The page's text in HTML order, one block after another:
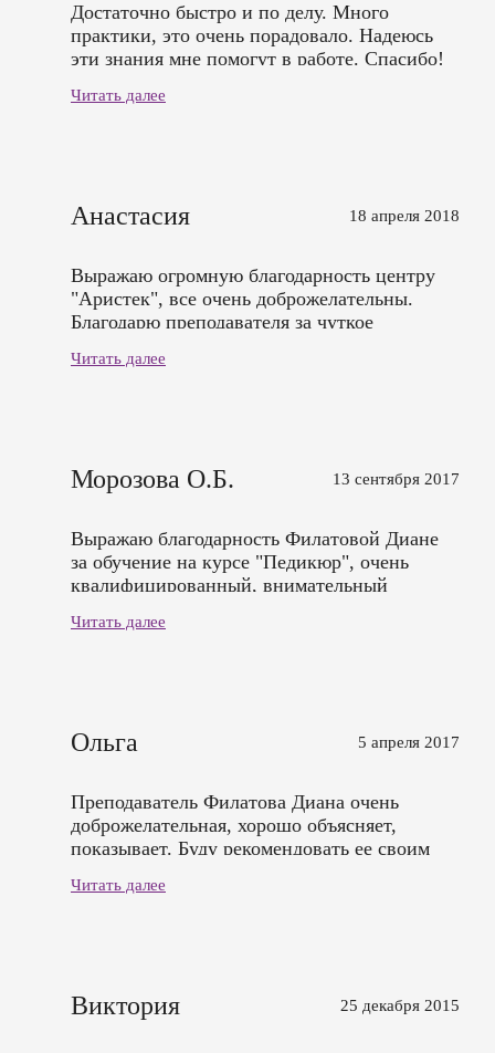
Достаточно быстро и по делу. Много
практики, это очень порадовало. Надеюсь
эти знания мне помогут в работе. Спасибо!
Читать далее
Анастасия 18 апреля 2018
Выражаю огромную благодарность центру
"Аристек", все очень доброжелательны.
Благодарю преподавателя за чуткое
быстро, качественно!
Читать далее
Морозова О.Б. 13 сентября 2017
Выражаю благодарность Филатовой Диане
за обучение на курсе "Педикюр", очень
квалифицированный, внимательный
терпению и ценным знаниям, которые она
Читать далее
Ольга 5 апреля 2017
Преподаватель Филатова Диана очень
доброжелательная, хорошо объясняет,
показывает. Буду рекомендовать ее своим
Читать далее
Виктория 25 декабря 2015